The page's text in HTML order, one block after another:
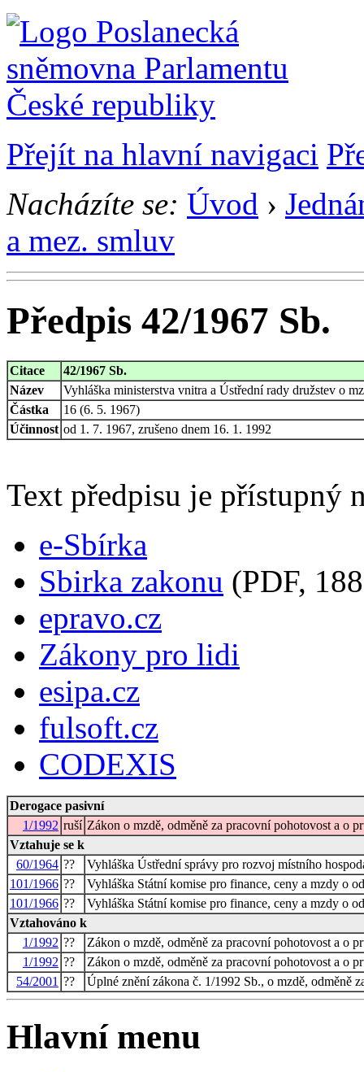
Přejít na hlavní navigaci
Nacházíte se: Úvod ›
a mez. smluv
Předpis 42/1967 Sb.
Citace
42/1967 Sb.
Název
Vyhláška ministerstva vnitra a Ústřední rady družstev o
Částka
16 (6. 5. 1967)
Účinnost od 1. 7. 1967, zrušeno dnem 16. 1. 1992
Text předpisu je přístupný
e-Sbírka
Sbirka zakonu (PDF,
epravo.cz
Zákony pro lidi
esipa.cz
fulsoft.cz
CODEXIS
Derogace pasivní
1/1992 ruší Zákon o mzdě, odměně za pracovní pohotovost a o
Vztahuje se k
60/1964 ??
Vyhláška Ústřední správy pro rozvoj místního
101/1966 ??
Vyhláška Státní komise pro finance, ceny a mzdy o
101/1966 ??
Vyhláška Státní komise pro finance, ceny a mzdy o
Vztahováno k
1/1992 ??
Zákon o mzdě, odměně za pracovní pohotovost a o
1/1992 ??
Zákon o mzdě, odměně za pracovní pohotovost a o
54/2001 ?? Úplné znění zákona č. 1/1992 Sb., o mzdě, odměně
Hlavní menu